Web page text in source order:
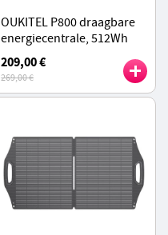
OUKITEL P800 draagbare
energiecentrale, 512Wh
800W back-upbatterij met
AC+DC snelladen, LiFePO4
batterij
209,00 €
269,00 €